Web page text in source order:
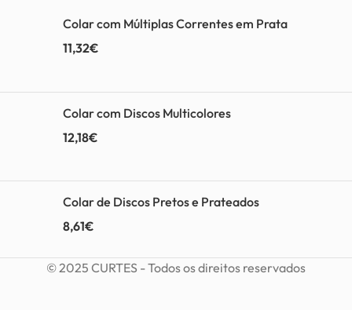
Colar com Múltiplas Correntes em Prata
11,32€
Colar com Discos Multicolores
12,18€
Colar de Discos Pretos e Prateados
8,61€
© 2025 CURTES - Todos os direitos reservados